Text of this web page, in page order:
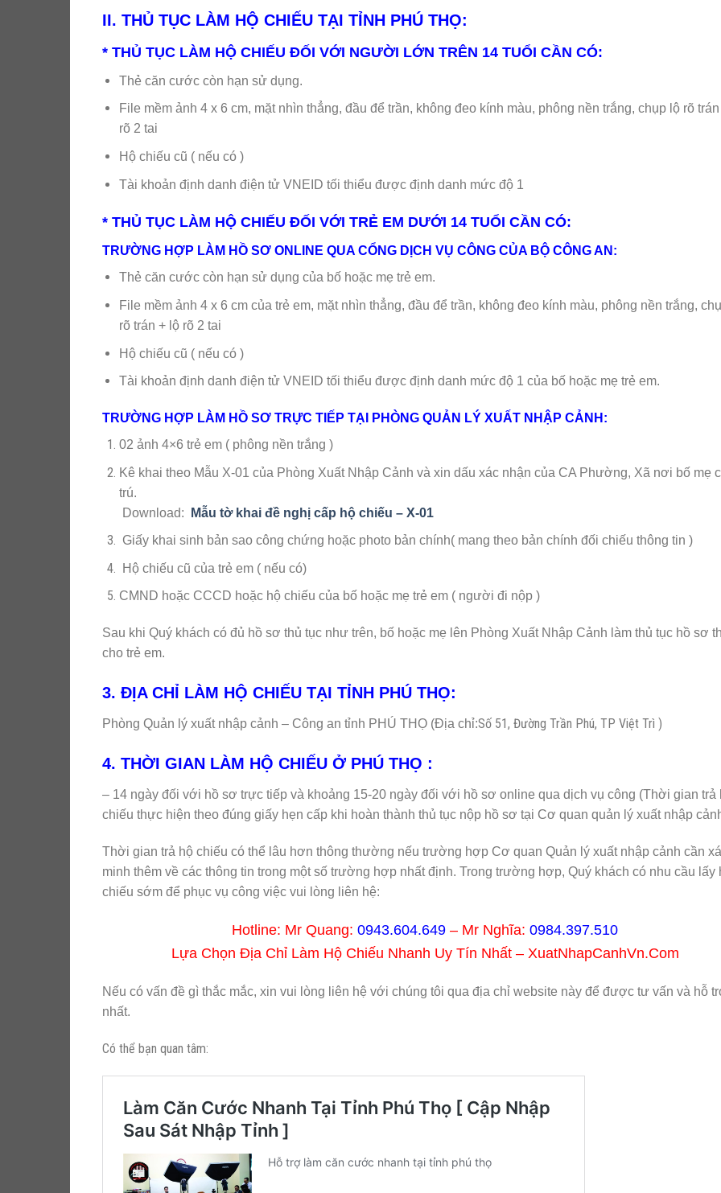
II. THỦ TỤC LÀM HỘ CHIẾU TẠI TỈNH PHÚ THỌ:
* THỦ TỤC LÀM HỘ CHIẾU ĐỐI VỚI NGƯỜI LỚN TRÊN 14 TUỔI CẦN CÓ:
Thẻ căn cước còn hạn sử dụng.
File mềm ảnh 4 x 6 cm, mặt nhìn thẳng, đầu để trần, không đeo kính màu, phông nền trắng, chụp lộ rõ
rõ 2 tai
Hộ chiếu cũ ( nếu có )
Tài khoản định danh điện tử VNEID tối thiểu được định danh mức độ 1
* THỦ TỤC LÀM HỘ CHIẾU ĐỐI VỚI TRẺ EM DƯỚI 14 TUỔI CẦN CÓ:
TRƯỜNG HỢP LÀM HỒ SƠ ONLINE QUA CỔNG DỊCH VỤ CÔNG CỦA BỘ CÔNG AN:
Thẻ căn cước còn hạn sử dụng của bố hoặc mẹ trẻ em.
File mềm ảnh 4 x 6 cm của trẻ em, mặt nhìn thẳng, đầu để trần, không đeo kính màu, phông nền trắng,
rõ trán + lộ rõ 2 tai
Hộ chiếu cũ ( nếu có )
Tài khoản định danh điện tử VNEID tối thiểu được định danh mức độ 1 của bố hoặc mẹ trẻ em.
TRƯỜNG HỢP LÀM HỒ SƠ TRỰC TIẾP TẠI PHÒNG QUẢN LÝ XUẤT NHẬP CẢNH:
02 ảnh 4×6 trẻ em ( phông nền trắng )
Kê khai theo Mẫu X-01 của Phòng Xuất Nhập Cảnh và xin dấu xác nhận của CA Phường, Xã nơi bố mẹ
trú.
Download:
Mẫu tờ khai đề nghị cấp hộ chiếu – X-01
Giấy khai sinh bản sao công chứng hoặc photo bản chính( mang theo bản chính đối chiếu thông tin )
Hộ chiếu cũ của trẻ em ( nếu có)
CMND hoặc CCCD hoặc hộ chiếu của bố hoặc mẹ trẻ em ( người đi nộp )
Sau khi Quý khách có đủ hồ sơ thủ tục như trên, bố hoặc mẹ lên Phòng Xuất Nhập Cảnh làm thủ tục hồ sơ
cho trẻ em.
3. ĐỊA CHỈ LÀM HỘ CHIẾU TẠI TỈNH PHÚ THỌ:
Phòng Quản lý xuất nhập cảnh – Công an tỉnh PHÚ THỌ (Địa chỉ:Số 51, Đường Trần Phú, TP Việt Trì )
4. THỜI GIAN LÀM HỘ CHIẾU Ở PHÚ THỌ :
– 14 ngày đối với hồ sơ trực tiếp và khoảng 15-20 ngày đối với hồ sơ online qua dịch vụ công (Thời gian trả
chiếu thực hiện theo đúng giấy hẹn cấp khi hoàn thành thủ tục nộp hồ sơ tại Cơ quan quản lý xuất nhập
Thời gian trả hộ chiếu có thể lâu hơn thông thường nếu trường hợp Cơ quan Quản lý xuất nhập cảnh cần
minh thêm về các thông tin trong một số trường hợp nhất định. Trong trường hợp, Quý khách có nhu cầu lấy
chiếu sớm để phục vụ công việc vui lòng liên hệ:
Hotline: Mr Quang:0943.604.649 – Mr Nghĩa:0984.397.510
Lựa Chọn Địa Chỉ Làm Hộ Chiếu Nhanh Uy Tín Nhất – XuatNhapCanhVn.Com
Nếu có vấn đề gì thắc mắc, xin vui lòng liên hệ với chúng tôi qua địa chỉ website này để được tư vấn và hỗ
nhất.
Có thể bạn quan tâm: